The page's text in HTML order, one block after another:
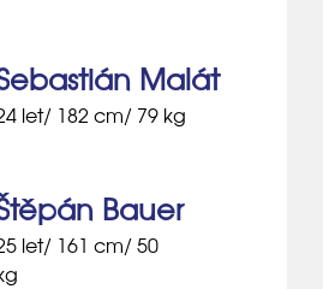
Malát
let/ 182 cm/ 79 kg
Bauer
let/ 161 cm/ 50